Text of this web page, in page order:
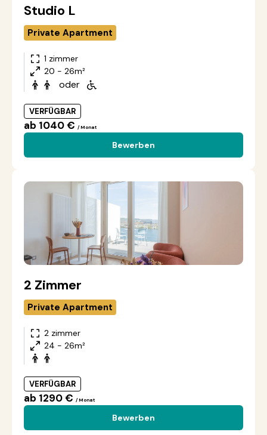
Studio L
Private Apartment
1 zimmer
20 - 26m²
oder
VERFÜGBAR
ab 1040 € / Monat
Bewerben
2 Zimmer
Private Apartment
2 zimmer
24 - 26m²
VERFÜGBAR
ab 1290 € / Monat
Bewerben